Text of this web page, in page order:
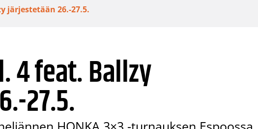
järjestetään 26.-27.5.
4 feat. Ballzy
27.5.